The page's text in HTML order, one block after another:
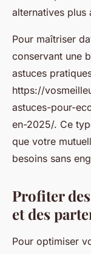
alternatives plus
Pour maîtriser
conservant une
astuces
https://
astuces-pour-
en-2025/. Ce
que votre
besoins sans
Profiter
et des
Pour optimiser